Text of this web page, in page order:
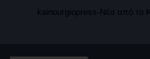
kainourgiopress-Νέα από το